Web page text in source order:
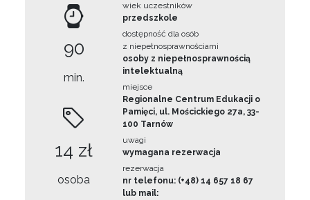
90
min.
14 zł
osoba
wiek uczestników
przedszkole
dostępność dla osób
z niepełnosprawnościami
osoby z niepełnosprawnością
intelektualną
miejsce
Regionalne Centrum Edukacji o
Pamięci, ul. Mościckiego 27a, 33-
100 Tarnów
uwagi
wymagana rezerwacja
rezerwacja
nr telefonu: (+48) 14 657 18 67
lub mail: